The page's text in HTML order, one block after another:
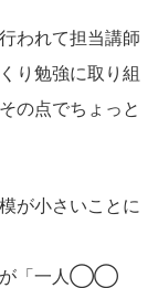
われて担当講師
り勉強に取り組
の点でちょっと
が小さいことに
が「一人◯◯